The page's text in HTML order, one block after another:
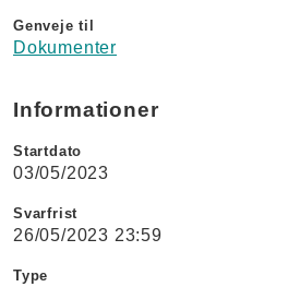
Genveje til
Dokumenter
Informationer
Startdato
03/05/2023
Svarfrist
26/05/2023 23:59
Type